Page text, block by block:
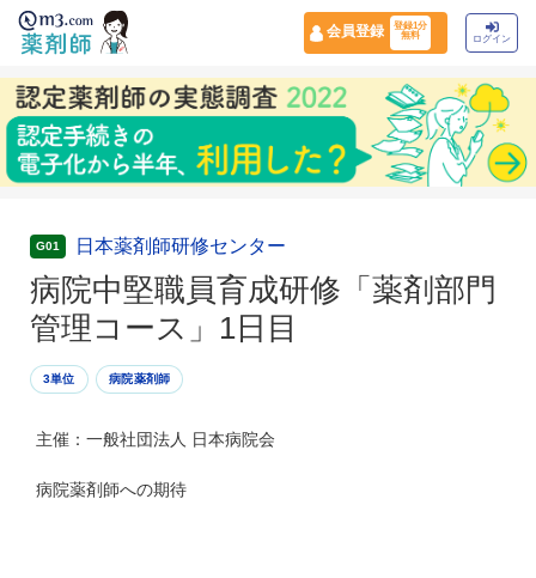
会員登録
登録1分
無料
ログイン
G01 日本薬剤師研修センター
病院中堅職員育成研修「薬剤部門
管理コース」1日目
3単位 病院薬剤師
主催：一般社団法人 日本病院会
病院薬剤師への期待